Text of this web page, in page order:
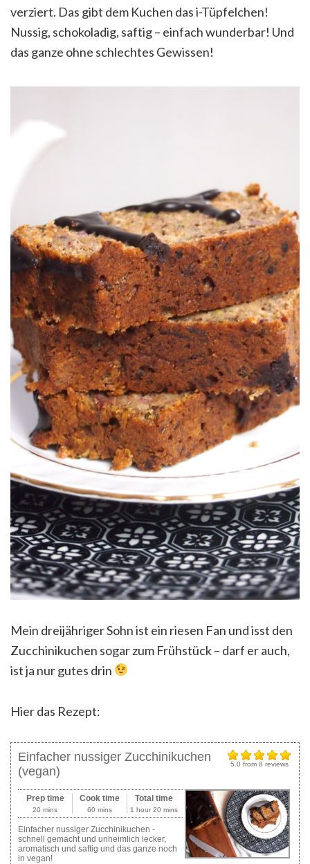
verziert. Das gibt dem Kuchen das i-Tüpfelchen!
Nussig, schokoladig, saftig – einfach wunderbar! Und
das ganze ohne schlechtes Gewissen!
Mein dreijähriger Sohn ist ein riesen Fan und isst den
Zucchinikuchen sogar zum Frühstück – darf er auch,
ist ja nur gutes drin
Hier das Rezept:
5.0 from 8 reviews
Einfacher nussiger Zucchinikuchen
(vegan)
Prep time
20 mins
Cook time
60 mins
Total time
1 hour 20 mins
Einfacher nussiger Zucchinikuchen -
schnell gemacht und unheimlich lecker,
aromatisch und saftig und das ganze noch
in vegan!